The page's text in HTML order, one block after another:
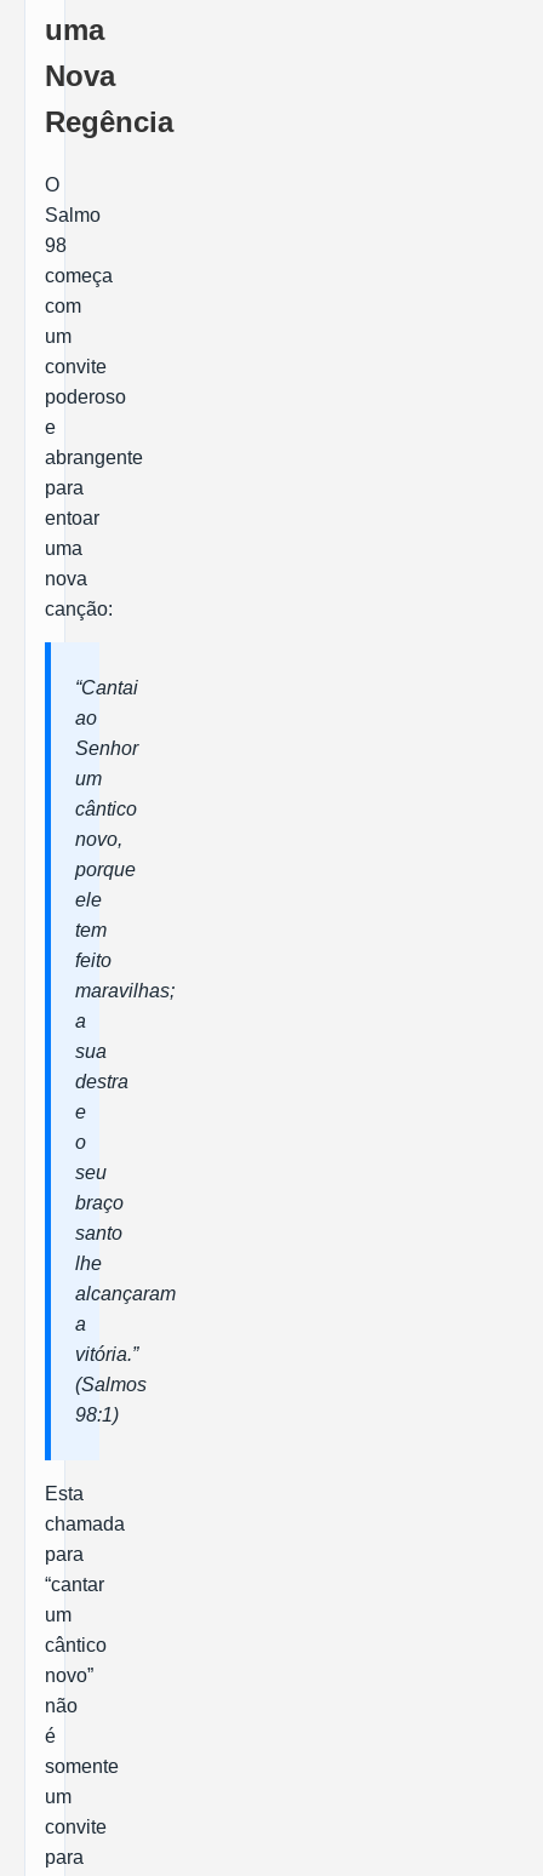
uma
Nova
Regência
O
Salmo
98
começa
com
um
convite
poderoso
e
abrangente
para
entoar
uma
nova
canção:
“Cantai
ao
Senhor
um
cântico
novo,
porque
ele
tem
feito
maravilhas;
a
sua
destra
e
o
seu
braço
santo
lhe
alcançaram
a
vitória.”
(Salmos
98:1)
Esta
chamada
para
“cantar
um
cântico
novo”
não
é
somente
um
convite
para